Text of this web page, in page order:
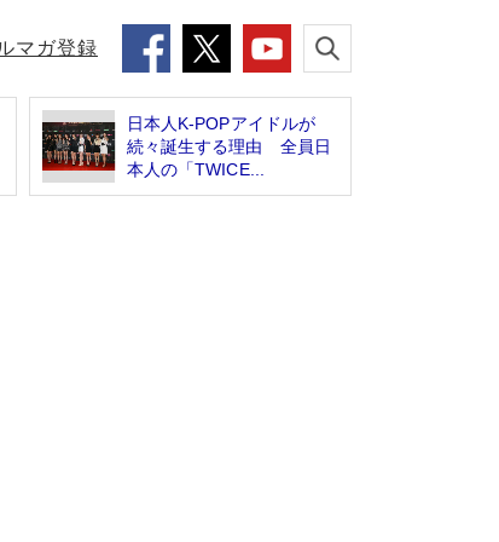
マガ登録
日本人K-POPアイドルが
続々誕生する理由 全員日
本人の「TWICE...